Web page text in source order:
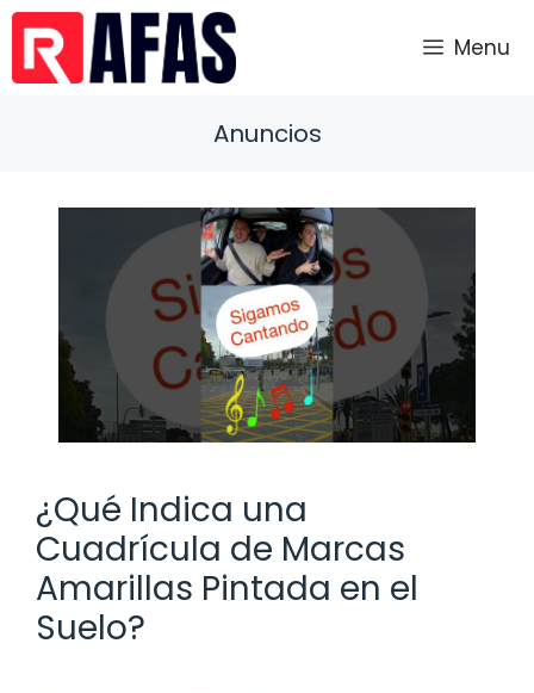
Saltar
contenido
Menu
Anuncios
¿Qué Indica una
Cuadrícula de Marcas
Amarillas Pintada en el
Suelo?